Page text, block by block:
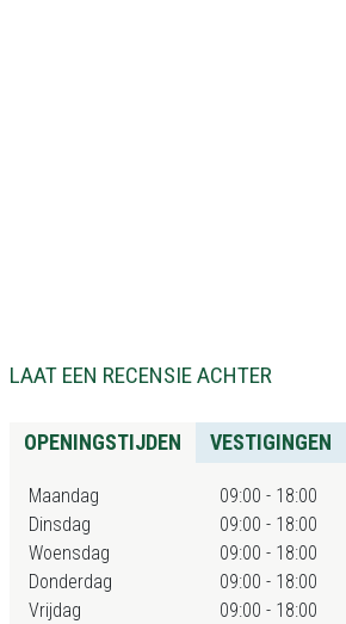
LAAT EEN RECENSIE ACHTER
OPENINGSTIJDEN VESTIGINGEN
Maandag
09:00 - 18:00
Dinsdag
09:00 - 18:00
Woensdag
09:00 - 18:00
Donderdag
09:00 - 18:00
Vrijdag
09:00 - 18:00